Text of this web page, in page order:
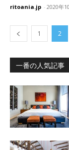
ritoania.jp - 2020年
1 2
一番の人気記事